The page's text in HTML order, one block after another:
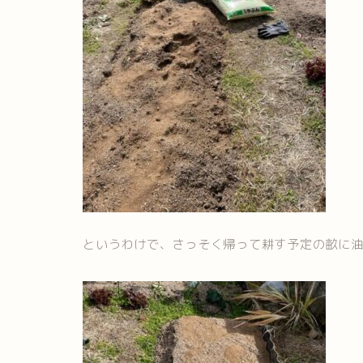
というわけで、さっそく帰って耕す予定の畝に